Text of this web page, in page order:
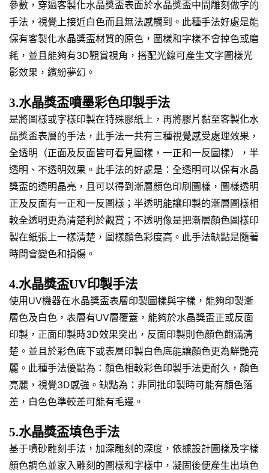
參數，穿過客製化水晶獎盃表面於水晶獎盃中間雕刻做字的
手法，視覺上接近白色而且無法感觸到。此種手法好處是能
保有客製化水晶獎盃材質的原色，圖樣和字樣不會掉色或磨
耗，並且能夠有3D觀賞視角，搭配光線可產生文字圖樣光
影效果，繽紛夢幻。
3.水晶獎盃噴墨彩色印製手法
是將圖樣或字樣印製在特殊膠紙上，再將膠片黏至客製化水
晶獎盃表層的手法，此手法一共有三種視覺感受處理效果，
全透明（正面及反面皆可看見圖樣，一正和一反圖樣），半
透明、不透明效果。此手法的好處是：全透明可以保有水晶
獎盃的透明晶亮，且可以得到漸層顏色印刷圖樣，圖樣透明
正及反面有一正和一反圖樣；半透明能讓印製的漸層圖樣相
較全透明更為清楚利於觀賞；不透明像是把漸層顏色圖樣印
製在紙張上一樣清楚，圖樣顏色彩度高。此手法缺點是隨著
時間會變色和損傷。
4.水晶獎盃UV印製手法
使用UV機器在水晶獎盃表層印製圖樣與字樣，能夠印製漸
層色及白色，表層有UV層覆蓋，能夠於水晶獎盃正或反面
印製，正面印製時3D效果突出，反面印製則色顏色飽滿清
楚。並且於彩色底下或表層印製白色底能讓顏色更為鮮艷亮
麗。此種手法優點為：顏色相較彩色印製手法更耐久，顏色
亮麗，視覺3D感強。缺點為：非同批印製時可能有顏色落
差，白色色準較差可能有毛邊。
5.水晶獎盃填色手法
基于噴砂雕刻手法，加深雕刻的深度，依據設計圖樣及字樣
顏色調色並家入雕刻的圖樣和字樣中，凝固後便產生出填色